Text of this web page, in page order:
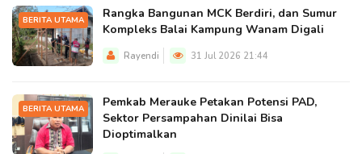
BERITA UTAMA
Rangka Bangunan MCK Berdiri, dan Sumur
Kompleks Balai Kampung Wanam Digali
Rayendi 31 Jul 2026 21:44
BERITA UTAMA
Pemkab Merauke Petakan Potensi PAD,
Sektor Persampahan Dinilai Bisa
Dioptimalkan